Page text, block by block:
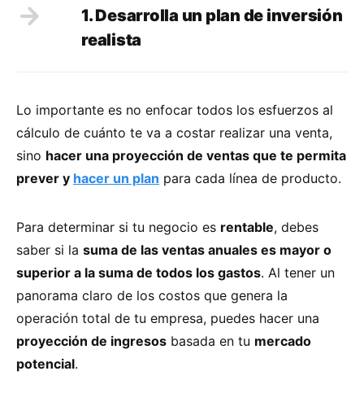
1. Desarrolla un plan de inversión
realista
Lo importante es no enfocar todos los esfuerzos al
cálculo de cuánto te va a costar realizar una venta,
sino hacer una proyección de ventas que te permita
prever y hacer un plan para cada línea de producto.
Para determinar si tu negocio es rentable, debes
saber si la suma de las ventas anuales es mayor o
superior a la suma de todos los gastos. Al tener un
panorama claro de los costos que genera la
operación total de tu empresa, puedes hacer una
proyección de ingresos basada en tu mercado
potencial.